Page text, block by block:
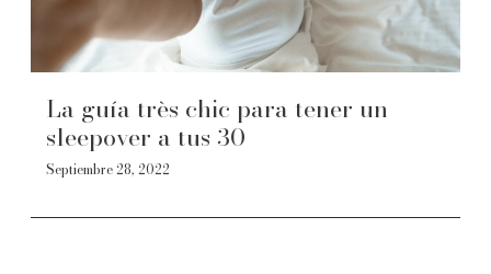
La guía très chic para tener un
sleepover a tus 30
Septiembre 28, 2022